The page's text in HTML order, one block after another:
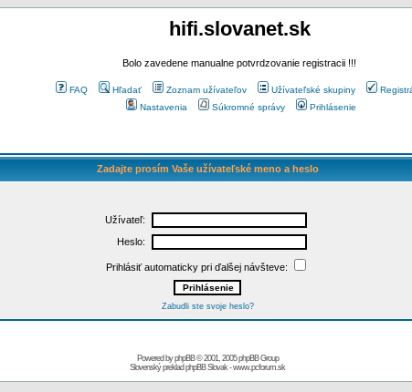
hifi.slovanet.sk
Bolo zavedene manualne potvrdzovanie registracii !!!
FAQ Hľadať Zoznam užívateľov Užívateľské skupiny
Nastavenia
Súkromné správy Prihlásenie
Zadajte prosím Vaše užívateľské meno a heslo
Užívateľ:
Heslo:
Prihlásiť automaticky pri ďalšej návšteve:
Zabudli ste svoje heslo?
Powered byphpBB© 2001, 2005 phpBB Group
Slovenský preklad phpBB Slovak-www.pcforum.sk